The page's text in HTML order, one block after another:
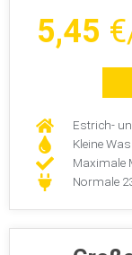
5,45
Estrich-
Kleine
Maximale
Normale